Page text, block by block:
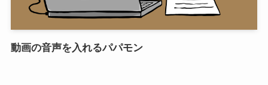
動画の音声を入れるパパモン